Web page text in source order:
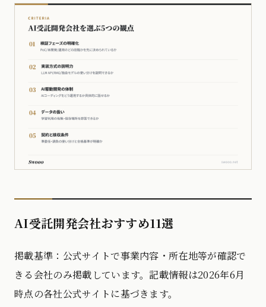
AI受託開発会社おすすめ11選
掲載基準：公式サイトで事業内容・所在地等が確認で
きる会社のみ掲載しています。記載情報は2026年6月
時点の各社公式サイトに基づきます。